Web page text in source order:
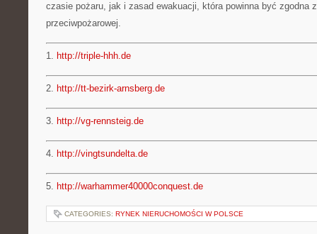
czasie pożaru, jak i zasad ewakuacji, która powinna być zgodna
przeciwpożarowej.
1. http://triple-hhh.de
2. http://tt-bezirk-arnsberg.de
3. http://vg-rennsteig.de
4. http://vingtsundelta.de
5. http://warhammer40000conquest.de
CATEGORIES: RYNEK NIERUCHOMOŚCI W POLSCE